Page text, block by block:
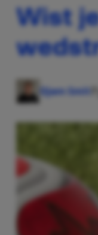
Wist
Djem Smit